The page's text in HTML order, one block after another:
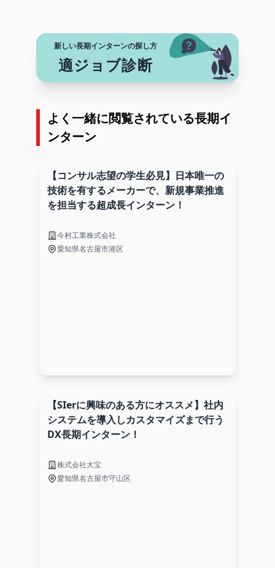
新しい長期インターンの探し方
適ジョブ診断
よく一緒に閲覧されている長期イ
ンターン
【コンサル志望の学生必見】日本唯一の
技術を有するメーカーで、新規事業推進
を担当する超成長インターン！
今村工業株式会社
愛知県名古屋市港区
【SIerに興味のある方にオススメ】社内
システムを導入しカスタマイズまで行う
DX長期インターン！
株式会社大宝
愛知県名古屋市守山区